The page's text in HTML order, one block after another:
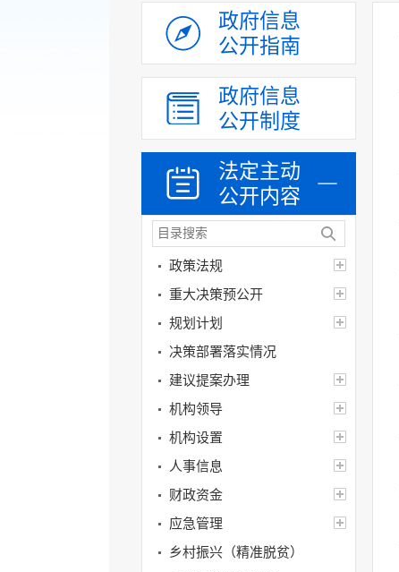
政府信息
公开指南
政府信息
公开制度
法定主动
公开内容
政策法规
重大决策预公开
规划计划
决策部署落实情况
建议提案办理
机构领导
机构设置
人事信息
财政资金
应急管理
乡村振兴（精准脱贫）